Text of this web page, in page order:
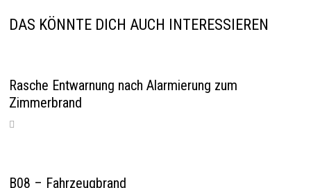
DAS KÖNNTE DICH AUCH INTERESSIEREN
Rasche Entwarnung nach Alarmierung zum
Zimmerbrand
B08 – Fahrzeugbrand